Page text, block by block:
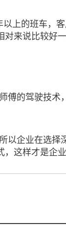
上的班车，
来说比较好一
傅的驾驶技
以企业在选择
这样才是企